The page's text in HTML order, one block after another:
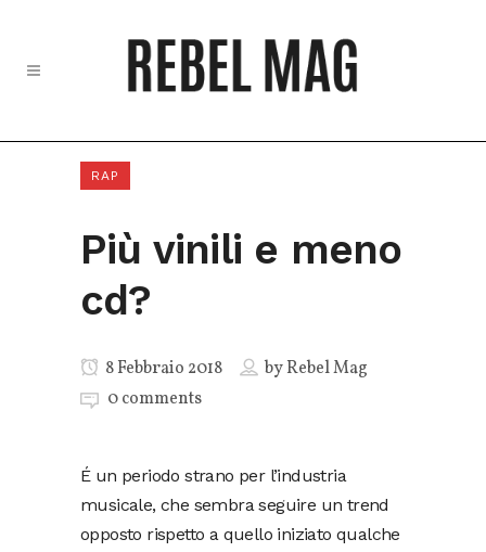
RAP
Più vinili e meno
cd?
8 Febbraio 2018 byRebel Mag
0 comments
É un periodo strano per l’industria
musicale, che sembra seguire un trend
opposto rispetto a quello iniziato qualche